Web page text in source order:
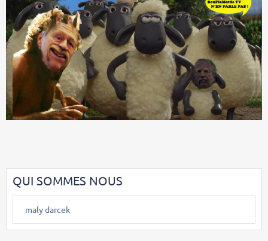
QUI SOMMES NOUS
maly darcek